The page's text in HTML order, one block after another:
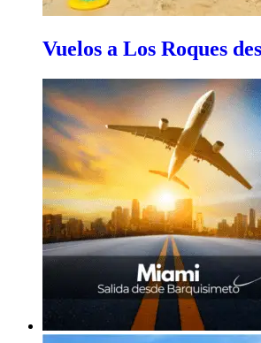
Vuelos a Los Roques